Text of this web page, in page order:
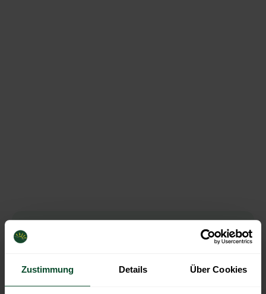
Zustimmung Details Über Cookies
Jetzt individuelles Angebot